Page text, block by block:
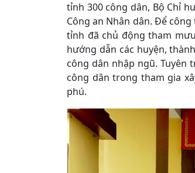
tỉnh 300 công dân, Bộ Chỉ
Công an Nhân dân. Để
tỉnh đã chủ động tham
hướng dẫn các huyện,
công dân nhập ngũ. Tuyên
công dân trong tham gia
phú.